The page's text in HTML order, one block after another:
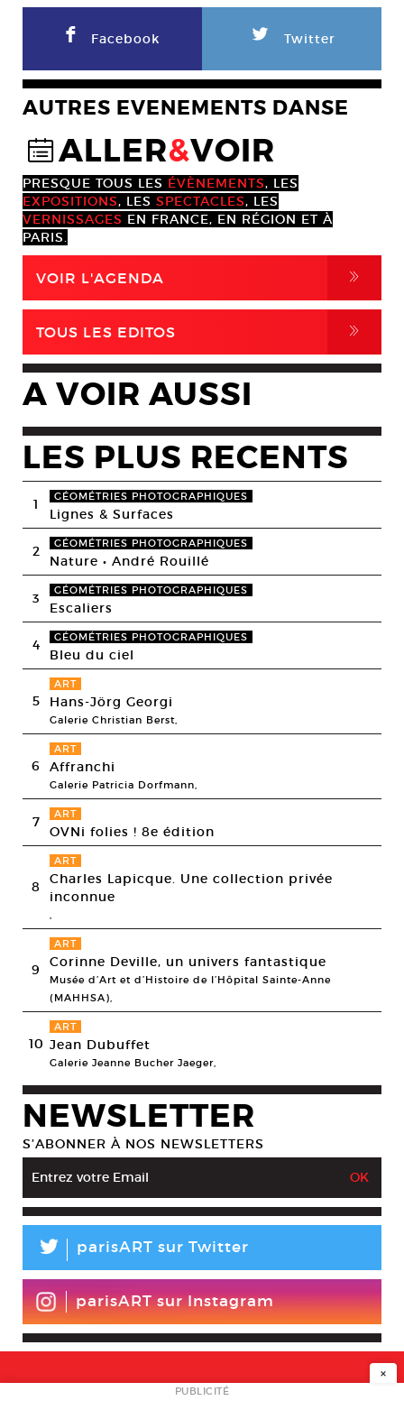
F Facebook L Twitter
AUTRES EVENEMENTS DANSE
@ALLER&VOIR
PRESQUE TOUS LES ÉVÈNEMENTS, LES
EXPOSITIONS, LES SPECTACLES, LES
VERNISSAGES EN FRANCE, EN RÉGION ET À
PARIS.
VOIR L'AGENDA ,
TOUS LES EDITOS ,
A VOIR AUSSI
LES PLUS RECENTS
1 GÉOMÉTRIES PHOTOGRAPHIQUES
Lignes & Surfaces
2 GÉOMÉTRIES PHOTOGRAPHIQUES
Nature • André Rouillé
3 GÉOMÉTRIES PHOTOGRAPHIQUES
Escaliers
4 GÉOMÉTRIES PHOTOGRAPHIQUES
Bleu du ciel
5
ART
Hans-Jörg Georgi
Galerie Christian Berst,
6
ART
Affranchi
Galerie Patricia Dorfmann,
7 ART
OVNi folies ! 8e édition
8
ART
Charles Lapicque. Une collection privée
inconnue
,
9
ART
Corinne Deville, un univers fantastique
Musée d’Art et d’Histoire de l’Hôpital Sainte-Anne
(MAHHSA),
10
ART
Jean Dubuffet
Galerie Jeanne Bucher Jaeger,
NEWSLETTER
S’ABONNER À NOS NEWSLETTERS
L parisART sur Twitter
parisART sur Instagram
NEWSLETTER
×
PUBLICITÉ